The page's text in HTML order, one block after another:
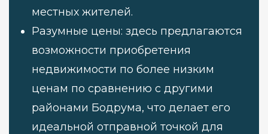
местных жителей.
Разумные цены: здесь предлагаются
возможности приобретения
недвижимости по более низким
ценам по сравнению с другими
районами Бодрума, что делает его
идеальной отправной точкой для